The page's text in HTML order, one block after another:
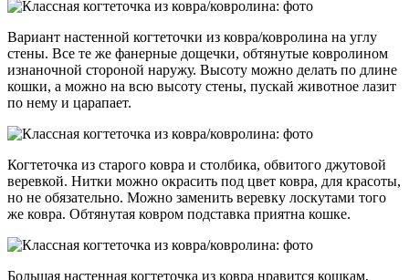
Вариант настенной когтеточки из ковра/ковролина на углу
стены. Все те же фанерные дощечки, обтянутые ковролином
изнаночной стороной наружу. Высоту можно делать по длине
кошки, а можно на всю высоту стены, пускай животное лазит
по нему и царапает.
Когтеточка из старого ковра и столбика, обвитого джутовой
веревкой. Нитки можно окрасить под цвет ковра, для красоты,
но не обязательно. Можно заменить веревку лоскутами того
же ковра. Обтянутая ковром подставка приятна кошке.
Большая настенная когтеточка из ковра нравится кошкам,